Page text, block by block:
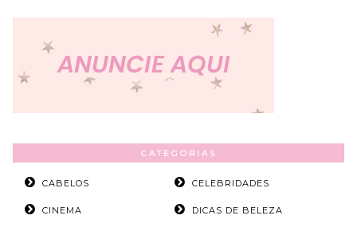
CATEGORIAS
CABELOS CELEBRIDADES
CINEMA DICAS DE BELEZA